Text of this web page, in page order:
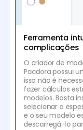
Ferramenta
complicações
O criador de
Pacdora possui
isso não é
fazer cálculos
modelos. Basta
selecionar a
e o seu modelo
descarregá-lo